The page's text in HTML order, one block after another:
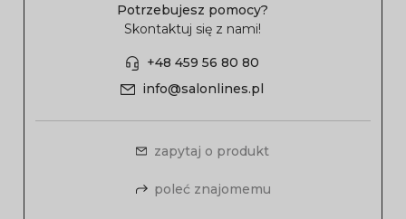
Potrzebujesz pomocy?
Skontaktuj się z nami!
+48 459 56 80 80
info@salonlines.pl
zapytaj o produkt
poleć znajomemu